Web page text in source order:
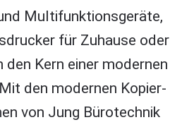
Multifunktionsgeräte,
für Zuhause oder
Kern einer modernen
den modernen Kopier-
von Jung Bürotechnik